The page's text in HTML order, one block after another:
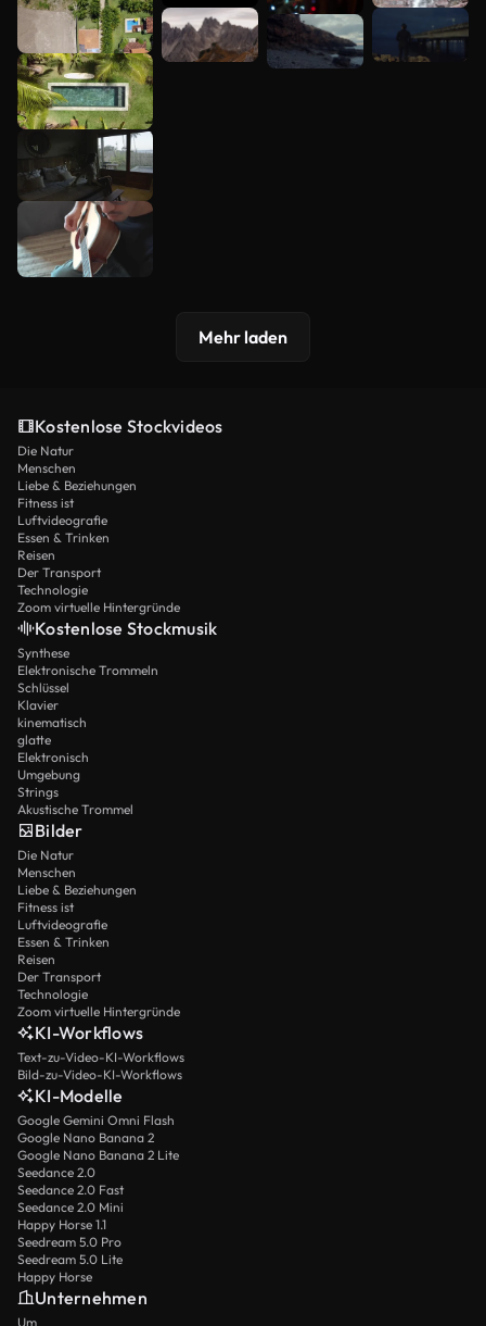
Mehr laden
Kostenlose Stockvideos
Die Natur
Menschen
Liebe & Beziehungen
Fitness ist
Luftvideografie
Essen & Trinken
Reisen
Der Transport
Technologie
Zoom virtuelle Hintergründe
Kostenlose Stockmusik
Synthese
Elektronische Trommeln
Schlüssel
Klavier
kinematisch
glatte
Elektronisch
Umgebung
Strings
Akustische Trommel
Bilder
Die Natur
Menschen
Liebe & Beziehungen
Fitness ist
Luftvideografie
Essen & Trinken
Reisen
Der Transport
Technologie
Zoom virtuelle Hintergründe
KI-Workflows
Text-zu-Video-KI-Workflows
Bild-zu-Video-KI-Workflows
KI-Modelle
Google Gemini Omni Flash
Google Nano Banana 2
Google Nano Banana 2 Lite
Seedance 2.0
Seedance 2.0 Fast
Seedance 2.0 Mini
Happy Horse 1.1
Seedream 5.0 Pro
Seedream 5.0 Lite
Happy Horse
Unternehmen
Um